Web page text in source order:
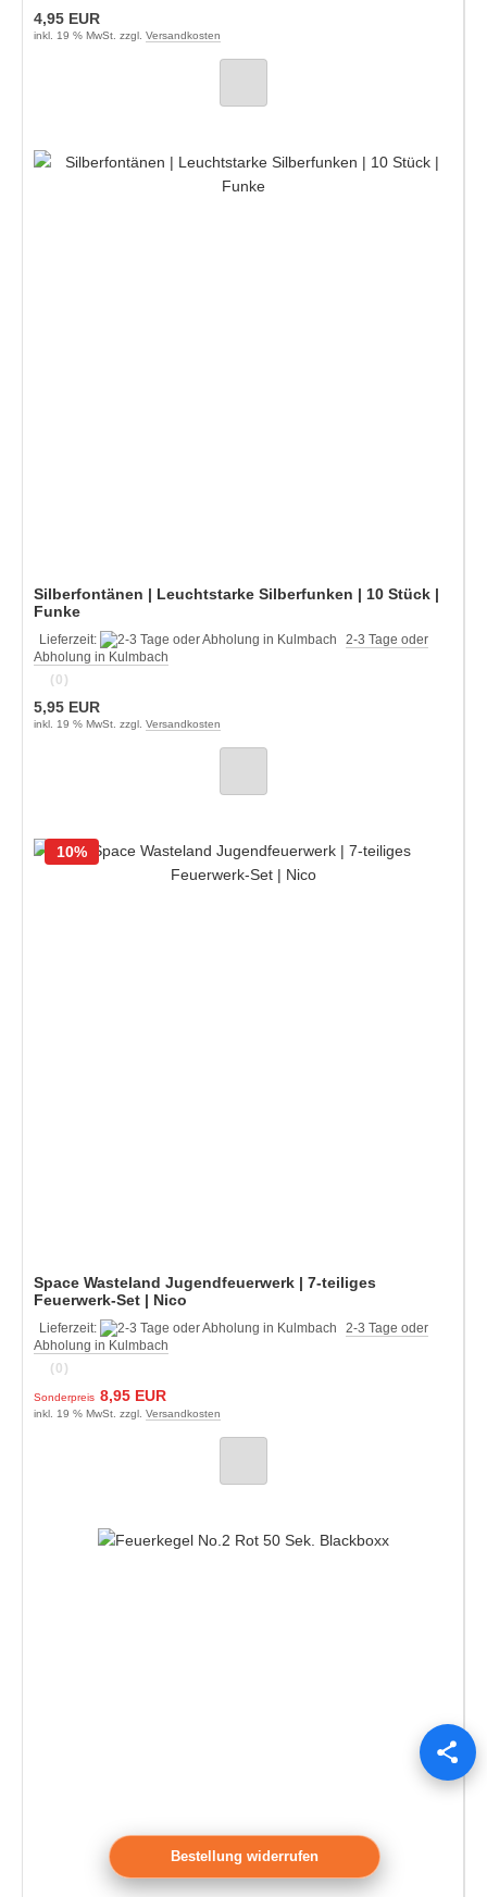
4,95 EUR
inkl. 19 % MwSt. zzgl. Versandkosten
Silberfontänen | Leuchtstarke Silberfunken | 10 Stück |
Funke
Lieferzeit:
2-3 Tage oder
Abholung in Kulmbach
(0)
5,95 EUR
inkl. 19 % MwSt. zzgl. Versandkosten
Space Wasteland Jugendfeuerwerk | 7-teiliges
Feuerwerk-Set | Nico
Lieferzeit:
2-3 Tage oder
Abholung in Kulmbach
(0)
Sonderpreis 8,95 EUR
10%
inkl. 19 % MwSt. zzgl. Versandkosten
Bestellung widerrufen